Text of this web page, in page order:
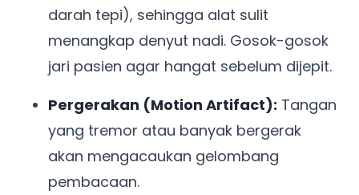
darah tepi), sehingga alat sulit
menangkap denyut nadi. Gosok-gosok
jari pasien agar hangat sebelum dijepit.
Pergerakan (Motion Artifact): Tangan
yang tremor atau banyak bergerak
akan mengacaukan gelombang
pembacaan.